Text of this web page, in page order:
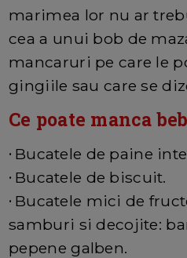
marimea lor nu ar
cea a unui bob de
mancaruri pe care le
gingiile sau care se
Ce poate manca
• Bucatele de paine
• Bucatele de biscuit.
• Bucatele mici de
samburi si decojite:
pepene galben.